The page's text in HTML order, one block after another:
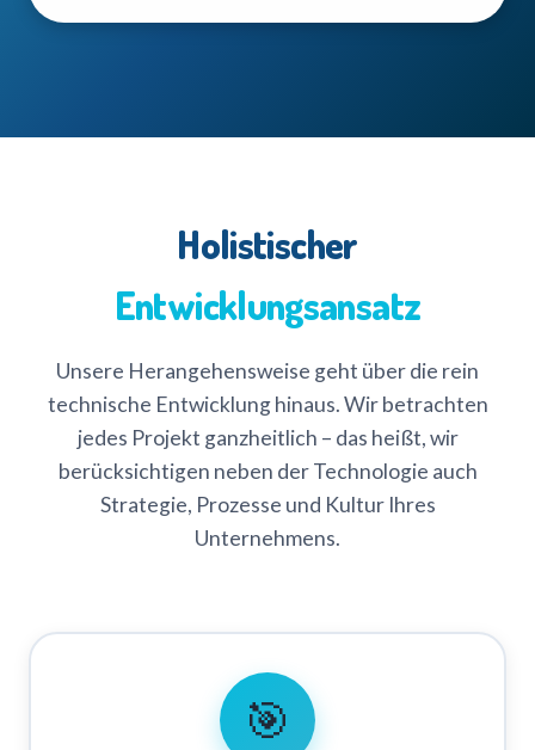
Holistischer
Entwicklungsansatz
Unsere Herangehensweise geht über die rein
technische Entwicklung hinaus. Wir betrachten
jedes Projekt ganzheitlich – das heißt, wir
berücksichtigen neben der Technologie auch
Strategie, Prozesse und Kultur Ihres
Unternehmens.
🎯